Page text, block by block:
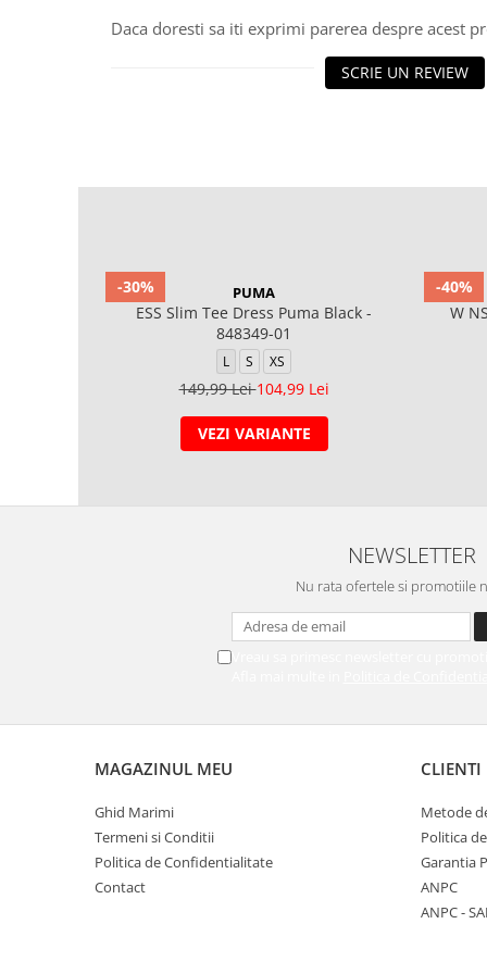
Daca doresti sa iti exprimi parerea despre acest
SCRIE UN REVIEW
-30% PUMA
ESS Slim Tee Dress Puma Black -
848349-01
L S XS
149,99 Lei104,99 Lei
VEZI VARIANTE
-40%
W
NEWSLETTER
Nu rata ofertele si promotiile
Vreau sa primesc newsletter cu
MAGAZINUL MEU
Ghid Marimi
Termeni si Conditii
Politica de Confidentialitate
Contact
CLIENTI
Metode
Politica
Garantia
ANPC
ANPC -